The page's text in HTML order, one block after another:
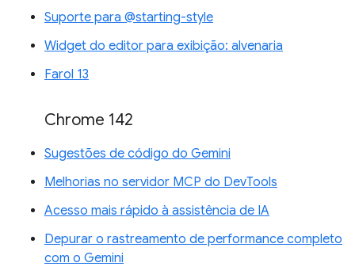
Suporte para @starting-style
Widget do editor para exibição: alvenaria
Farol 13
Chrome 142
Sugestões de código do Gemini
Melhorias no servidor MCP do DevTools
Acesso mais rápido à assistência de IA
Depurar o rastreamento de performance completo
com o Gemini